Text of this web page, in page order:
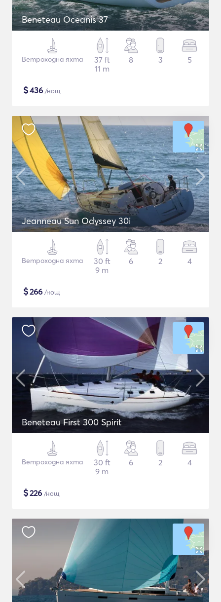
Beneteau Oceanis 37
Ветроходна яхта
37 ft
11 m
8 3 5
$436 /нощ
Jeanneau Sun Odyssey 30i
Ветроходна яхта
30 ft
9 m
6 2 4
$266 /нощ
Beneteau First 300 Spirit
Ветроходна яхта
30 ft
9 m
6 2 4
$226 /нощ